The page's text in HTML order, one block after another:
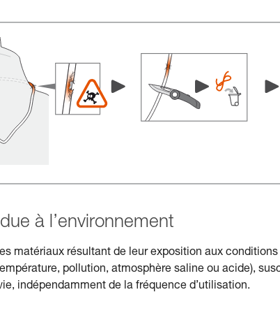
à l’environnement
matériaux résultant de leur exposition aux
pollution, atmosphère saline ou acide),
indépendamment de la fréquence d’utilisation.